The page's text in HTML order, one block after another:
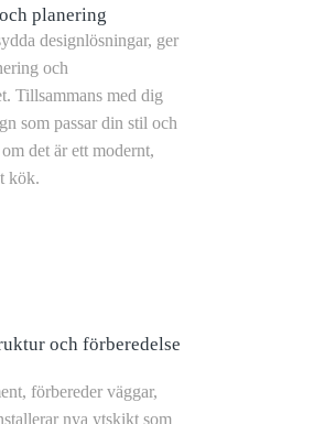
planering
designlösningar, ger
och
Tillsammans med dig
som passar din stil och
det är ett modernt,
kök.
och förberedelse
förbereder väggar,
nya ytskikt som